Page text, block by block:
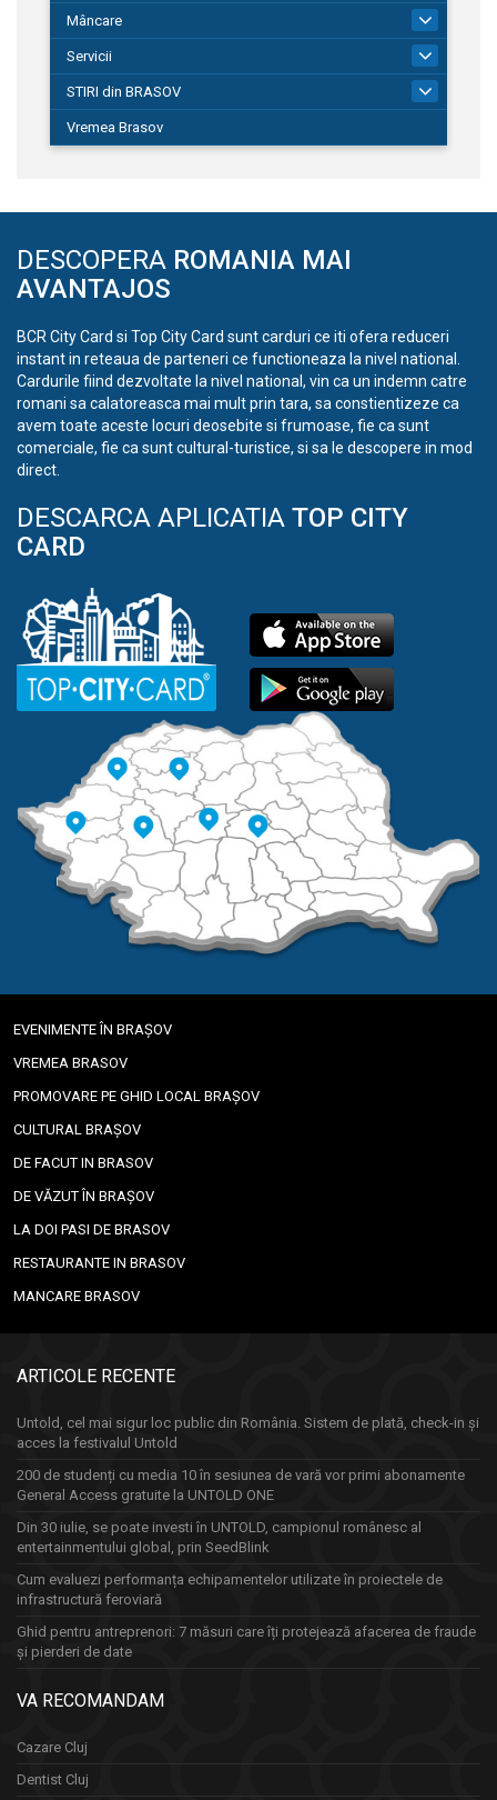
Mâncare
Servicii
STIRI din BRASOV
Vremea Brasov
DESCOPERA ROMANIA MAI
AVANTAJOS
BCR City Card si Top City Card sunt carduri ce iti ofera reduceri
instant in reteaua de parteneri ce functioneaza la nivel national.
Cardurile fiind dezvoltate la nivel national, vin ca un indemn catre
romani sa calatoreasca mai mult prin tara, sa constientizeze ca
avem toate aceste locuri deosebite si frumoase, fie ca sunt
comerciale, fie ca sunt cultural-turistice, si sa le descopere in mod
direct.
DESCARCA APLICATIA TOP CITY
CARD
EVENIMENTE ÎN BRAȘOV
VREMEA BRASOV
PROMOVARE PE GHID LOCAL BRAȘOV
CULTURAL BRAȘOV
DE FACUT IN BRASOV
DE VĂZUT ÎN BRAȘOV
LA DOI PASI DE BRASOV
RESTAURANTE IN BRASOV
MANCARE BRASOV
ARTICOLE RECENTE
Untold, cel mai sigur loc public din România. Sistem de plată, check-in și
acces la festivalul Untold
200 de studenți cu media 10 în sesiunea de vară vor primi abonamente
General Access gratuite la UNTOLD ONE
Din 30 iulie, se poate investi în UNTOLD, campionul românesc al
entertainmentului global, prin SeedBlink
Cum evaluezi performanța echipamentelor utilizate în proiectele de
infrastructură feroviară
Ghid pentru antreprenori: 7 măsuri care îți protejează afacerea de fraude
și pierderi de date
VA RECOMANDAM
Cazare Cluj
Dentist Cluj